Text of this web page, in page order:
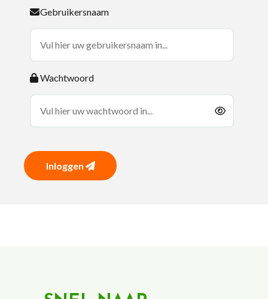
Gebruikersnaam
Wachtwoord
Inloggen